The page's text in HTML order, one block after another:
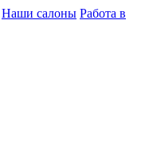
Наши салоны Работа в